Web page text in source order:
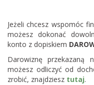
Jeżeli chcesz wspomóc
możesz dokonać
konto z dopiskiem
Darowiznę przekazaną
możesz odliczyć od
zrobić, znajdziesz tutaj.